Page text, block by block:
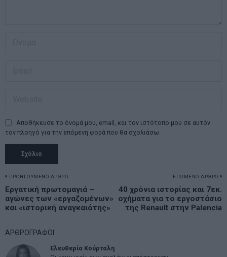
Αποθήκευσε το όνομά μου, email, και τον ιστότοπο μου σε αυτόν
τον πλοηγό για την επόμενη φορά που θα σχολιάσω.
Πλοήγηση
άρθρων
ΠΡΟΗΓΟΥΜΕΝΟ ΑΡΘΡΟ
Previous
post:
Εργατική πρωτομαγιά –
αγώνες των «εργαζομένων»
και «ιστορική αναγκαιότης»
ΕΠΟΜΕΝΟ ΑΡΘΡΟ
40 χρόνια ιστορίας και 7εκ.
οχήματα για το εργοστάσιο
της Renault στην Palencia
ΑΡΘΡΟΓΡΑΦΟΙ
Ελευθερία Κούρταλη